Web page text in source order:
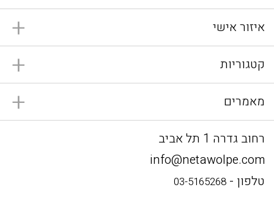
איזור אישי
קטגוריות
מאמרים
רחוב גדרה 1 תל אביב
info@netawolpe.com
טלפון - 03-5165268